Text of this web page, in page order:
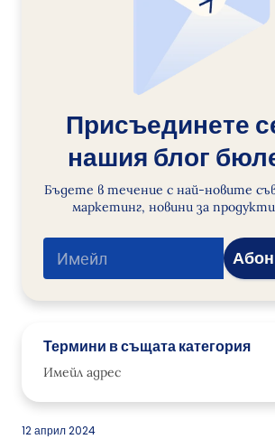
Присъединете
нашия блог
Бъдете в течение с най-новите
маркетинг, новини за продукти
Термини в същата категория
Имейл адрес
Долен колонтитул
12 април 2024